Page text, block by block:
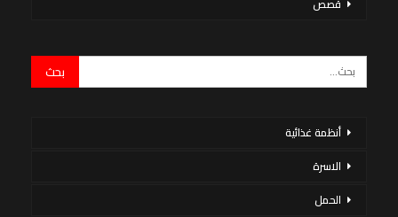
أنظمة غذائية
الاسرة
الحمل